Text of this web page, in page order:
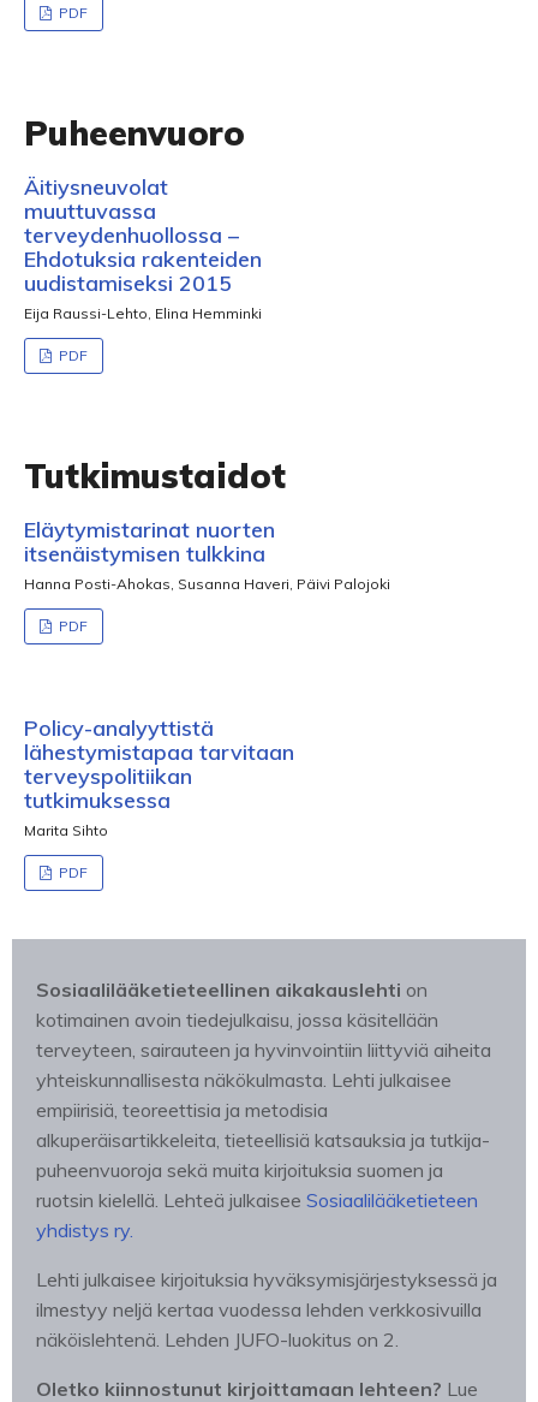
PDF
Puheenvuoro
Äitiysneuvolat
muuttuvassa
terveydenhuollossa –
Ehdotuksia rakenteiden
uudistamiseksi 2015
Eija Raussi-Lehto, Elina Hemminki
PDF
Tutkimustaidot
Eläytymistarinat nuorten
itsenäistymisen tulkkina
Hanna Posti-Ahokas, Susanna Haveri, Päivi Palojoki
PDF
Policy-analyyttistä
lähestymistapaa tarvitaan
terveyspolitiikan
tutkimuksessa
Marita Sihto
PDF
Sosiaalilääketieteellinen aikakauslehti on
kotimainen avoin tiedejulkaisu, jossa käsitellään
terveyteen, sairauteen ja hyvinvointiin liittyviä aiheita
yhteiskunnallisesta näkökulmasta. Lehti julkaisee
empiirisiä, teoreettisia ja metodisia
alkuperäisartikkeleita, tieteellisiä katsauksia ja tutkija-
puheenvuoroja sekä muita kirjoituksia suomen ja
ruotsin kielellä. Lehteä julkaisee Sosiaalilääketieteen
yhdistys ry.
Lehti julkaisee kirjoituksia hyväksymisjärjestyksessä ja
ilmestyy neljä kertaa vuodessa lehden verkkosivuilla
näköislehtenä. Lehden JUFO-luokitus on 2.
Oletko kiinnostunut kirjoittamaan lehteen? Lue